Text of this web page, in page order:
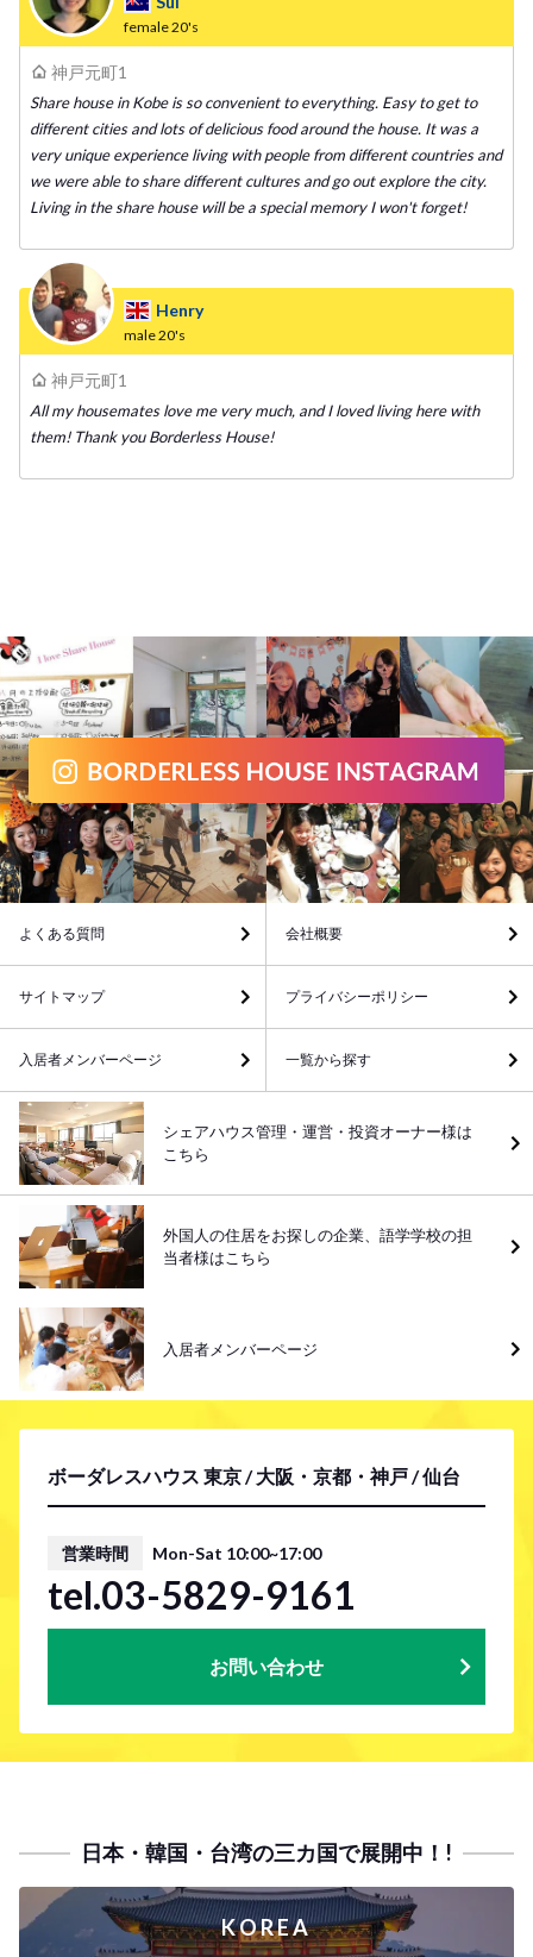
female20's
神戸元町1
Share house in Kobe is so convenient to everything. Easy to get to
different cities and lots of delicious food around the house. It was a
very unique experience living with people from different countries and
we were able to share different cultures and go out explore the city.
Living in the share house will be a special memory I won't forget!
Henry
male20's
神戸元町1
All my housemates love me very much, and I loved living here with
them! Thank you Borderless House!
ボーダレスハウス 東京 / 大阪・京都・神戸 / 仙台
営業時間 Mon-Sat 10:00~17:00
tel.03-5829-9161
お問い合わせ
よくある質問 会社概要
サイトマップ プライバシーポリシー
入居者メンバーページ 一覧から探す
シェアハウス管理・運営・投資オーナー様は
こちら
外国人の住居をお探しの企業、語学学校の担
当者様はこちら
入居者メンバーページ
日本・韓国・台湾の三カ国で展開中！!
KOREA